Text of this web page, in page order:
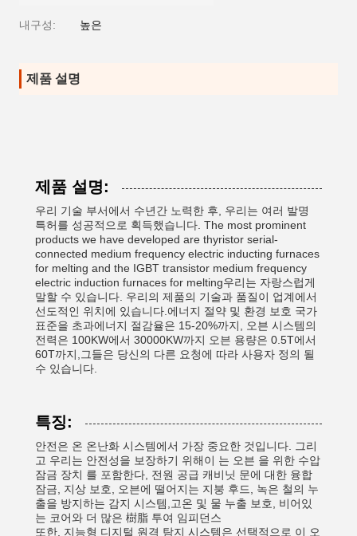
내구성: 높은
제품 설명
제품 설명:
우리 기술 부서에서 수년간 노력한 후, 우리는 여러 발명
특허를 성공적으로 획득했습니다. The most prominent
products we have developed are thyristor serial-
connected medium frequency electric inducting furnaces
for melting and the IGBT transistor medium frequency
electric induction furnaces for melting우리는 자랑스럽게
말할 수 있습니다. 우리의 제품의 기술과 품질이 업계에서
선도적인 위치에 있습니다.에너지 절약 및 환경 보호 국가
표준을 초과에너지 절감율은 15-20%까지, 오븐 시스템의
전력은 100KW에서 30000KW까지 오븐 용량은 0.5T에서
60T까지,그들은 당신의 다른 요청에 따라 사용자 정의 될
수 있습니다.
특징:
안전은 온 온난화 시스템에서 가장 중요한 것입니다. 그리
고 우리는 안전성을 보장하기 위해이 는 오븐 을 위한 수압
잠금 장치 를 포함한다, 전원 공급 캐비닛 문에 대한 융합
잠금, 지상 보호, 오븐에 떨어지는 지붕 후드, 녹은 철의 누
출을 방지하는 감지 시스템,고온 및 물 누출 보호, 비어있
는 코어와 더 많은 樹脂 투여 임피던스
또한, 지능형 디지털 원격 탐지 시스템은 선택적으로 이 오